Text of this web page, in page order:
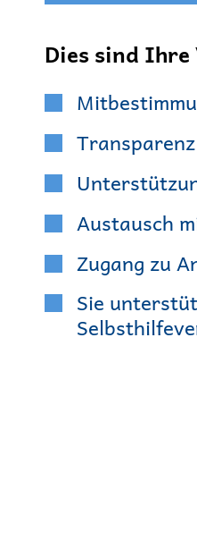
Dies sind
Austausch
Zugang zu
Sie